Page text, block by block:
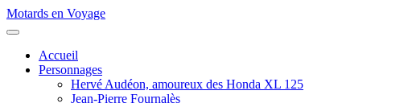
Motards en Voyage
Accueil
Personnages
Hervé Audéon, amoureux des Honda XL 125
Jean-Pierre Fournalès